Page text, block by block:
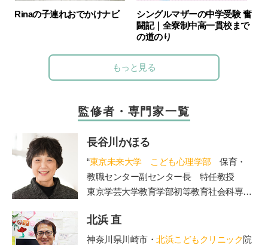
Rinaの子連れおでかけナビ
シングルマザーの中学受験 奮
闘記｜全寮制中高一貫校まで
の道のり
もっと見る
監修者・専門家一覧
長谷川かほる
“東京未来大学 こども心理学部 保育・
教職センター副センター長 特任教授
東京学芸大学教育学部初等教育社会科専攻
校長、校長を経て現職。大学では、管理職
歴15年の経験を活かし、教員を目指す学生
北浜 直
神奈川県川崎市・ 北浜こどもクリニック院